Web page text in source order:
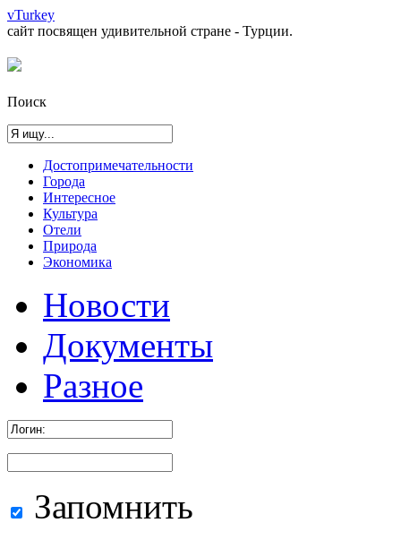
vTurkey
сайт посвящен удивительной стране - Турции.
Поиск
Достопримечательности
Города
Интересное
Культура
Отели
Природа
Экономика
Новости
Документы
Разное
Запомнить